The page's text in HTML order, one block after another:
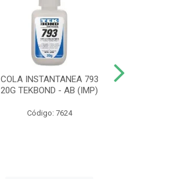
COLA INSTANTANEA 793
20G TEKBOND - AB (IMP)
Código: 7624